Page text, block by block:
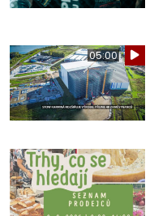
05:00